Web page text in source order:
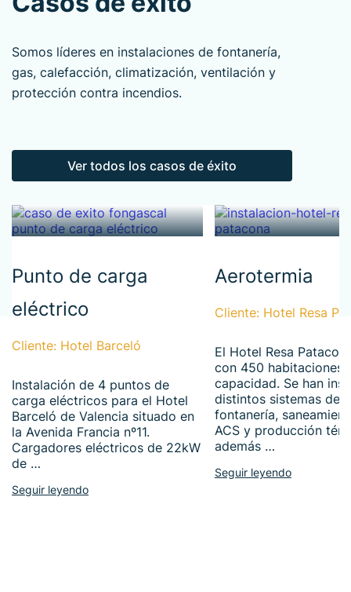
Somos líderes en instalaciones de fontanería,
gas, calefacción, climatización, ventilación y
protección contra incendios.
Ver todos los casos de éxito
Punto de carga
eléctrico
Cliente: Hotel Barceló
Instalación de 4 puntos de
carga eléctricos para el Hotel
Barceló de Valencia situado en
la Avenida Francia nº11.
Cargadores eléctricos de 22kW
de …
Seguir leyendo
Aerotermia
Cliente: Hotel Resa
El Hotel Resa
con 450 habitaciones
capacidad. Se han
distintos sistemas de
fontanería,
ACS y producción
además …
Seguir leyendo